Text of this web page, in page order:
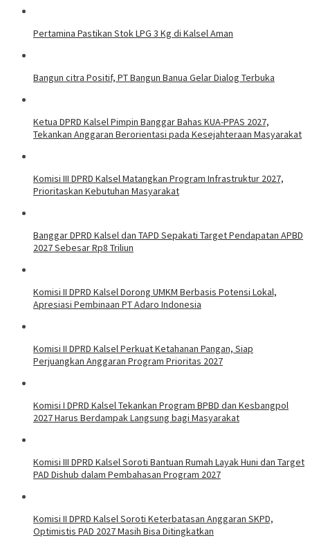
Pertamina Pastikan Stok LPG 3 Kg di Kalsel Aman
Bangun citra Positif, PT Bangun Banua Gelar Dialog Terbuka
Ketua DPRD Kalsel Pimpin Banggar Bahas KUA-PPAS 2027,
Tekankan Anggaran Berorientasi pada Kesejahteraan Masyarakat
Komisi III DPRD Kalsel Matangkan Program Infrastruktur 2027,
Prioritaskan Kebutuhan Masyarakat
Banggar DPRD Kalsel dan TAPD Sepakati Target Pendapatan APBD
2027 Sebesar Rp8 Triliun
Komisi II DPRD Kalsel Dorong UMKM Berbasis Potensi Lokal,
Apresiasi Pembinaan PT Adaro Indonesia
Komisi II DPRD Kalsel Perkuat Ketahanan Pangan, Siap
Perjuangkan Anggaran Program Prioritas 2027
Komisi I DPRD Kalsel Tekankan Program BPBD dan Kesbangpol
2027 Harus Berdampak Langsung bagi Masyarakat
Komisi III DPRD Kalsel Soroti Bantuan Rumah Layak Huni dan Target
PAD Dishub dalam Pembahasan Program 2027
Komisi II DPRD Kalsel Soroti Keterbatasan Anggaran SKPD,
Optimistis PAD 2027 Masih Bisa Ditingkatkan